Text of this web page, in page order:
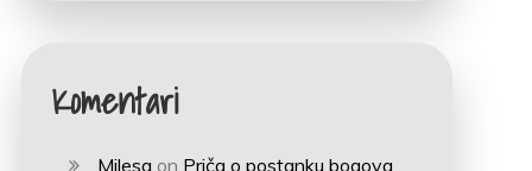
Komentari
Milesa on Priča o postanku bogova